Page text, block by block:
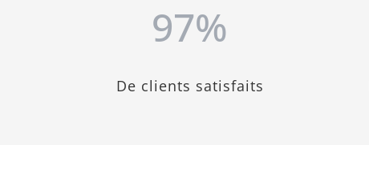
97%
De clients satisfaits